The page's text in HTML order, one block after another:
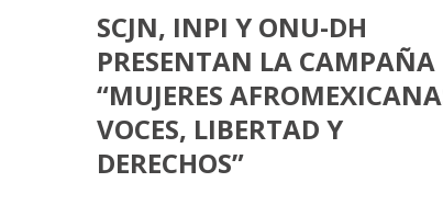
SCJN, INPI Y ONU-DH
PRESENTAN LA CAMPAÑA
“MUJERES
VOCES, LIBERTAD Y
DERECHOS”